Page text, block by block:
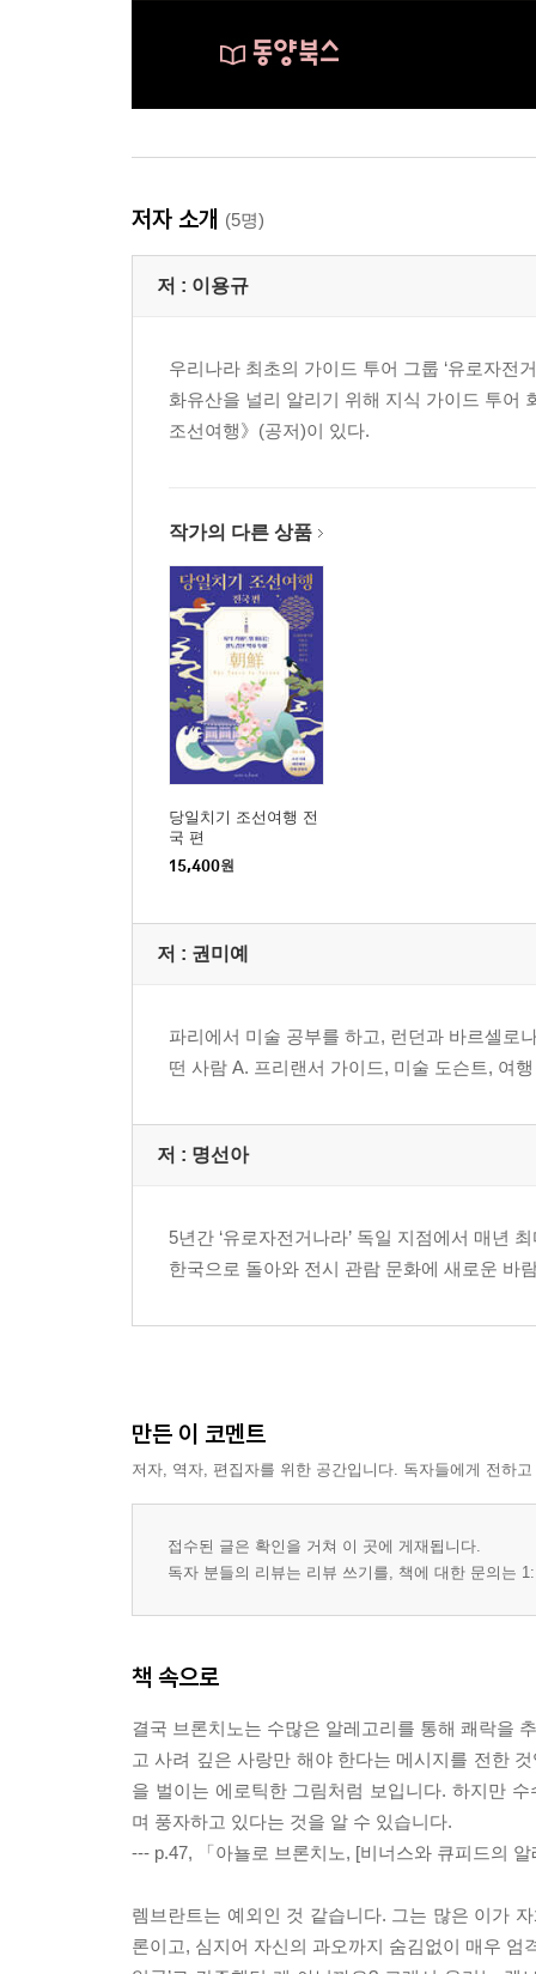
저자 소개 (5명)
저 : 이용규
우리나라 최초의 가이드 투어 그룹 ‘유로자전
화유산을 널리 알리기 위해 지식 가이드 투어
조선여행》(공저)이 있다.
작가의 다른 상품
당일치기 조선여행 전
국 편
15,400원
저 : 권미예
파리에서 미술 공부를 하고, 런던과 바르셀로
떤 사람 A. 프리랜서 가이드, 미술 도슨트, 여
저 : 명선아
5년간 ‘유로자전거나라’ 독일 지점에서 매년
한국으로 돌아와 전시 관람 문화에 새로운 바
만든 이 코멘트
저자, 역자, 편집자를 위한 공간입니다. 독자들에게 전하
접수된 글은 확인을 거쳐 이 곳에 게재됩니다.
독자 분들의 리뷰는 리뷰 쓰기를, 책에 대한 문의는
책 속으로
결국 브론치노는 수많은 알레고리를 통해 쾌락을
고 사려 깊은 사랑만 해야 한다는 메시지를 전한
을 벌이는 에로틱한 그림처럼 보입니다. 하지만
며 풍자하고 있다는 것을 알 수 있습니다.
--- p.47, 「아뇰로 브론치노, [비너스와 큐피드의
렘브란트는 예외인 것 같습니다. 그는 많은 이가
론이고, 심지어 자신의 과오까지 숨김없이 매우 엄